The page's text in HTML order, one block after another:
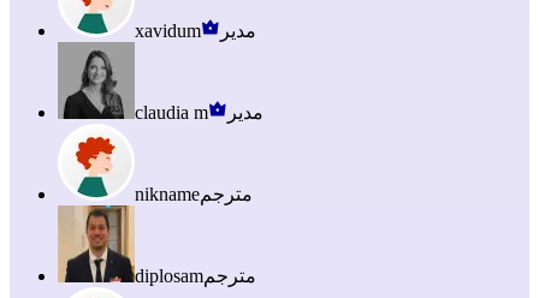
xavidum مدیر
claudia m مدیر
niknameمترجم
diplosamمترجم